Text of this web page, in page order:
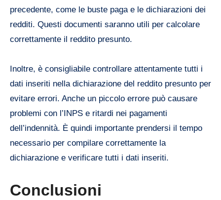
precedente, come le buste paga e le dichiarazioni dei
redditi. Questi documenti saranno utili per calcolare
correttamente il reddito presunto.
Inoltre, è consigliabile controllare attentamente tutti i
dati inseriti nella dichiarazione del reddito presunto per
evitare errori. Anche un piccolo errore può causare
problemi con l’INPS e ritardi nei pagamenti
dell’indennità. È quindi importante prendersi il tempo
necessario per compilare correttamente la
dichiarazione e verificare tutti i dati inseriti.
Conclusioni